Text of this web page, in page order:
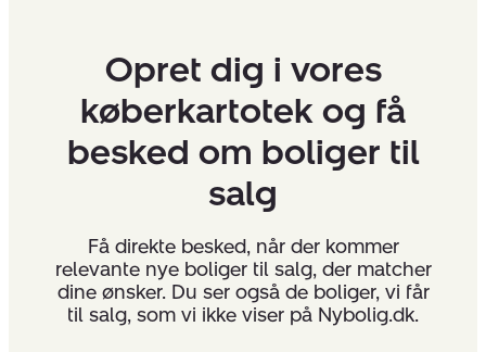
Opret dig i vores
køberkartotek og få
besked om boliger til
salg
Få direkte besked, når der kommer
relevante nye boliger til salg, der matcher
dine ønsker. Du ser også de boliger, vi får
til salg, som vi ikke viser på Nybolig.dk.